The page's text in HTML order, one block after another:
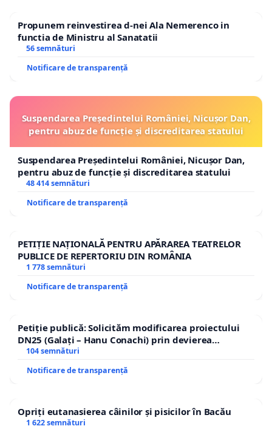
Propunem reinvestirea d-nei Ala Nemerenco in
functia de Ministru al Sanatatii
56 semnături
Notificare de transparență
Suspendarea Președintelui României, Nicușor Dan,
pentru abuz de funcție și discreditarea statului
Suspendarea Președintelui României, Nicușor Dan,
pentru abuz de funcție și discreditarea statului
48 414 semnături
Notificare de transparență
PETIȚIE NAȚIONALĂ PENTRU APĂRAREA TEATRELOR
PUBLICE DE REPERTORIU DIN ROMÂNIA
1 778 semnături
Notificare de transparență
Petiție publică: Solicităm modificarea proiectului
DN25 (Galați – Hanu Conachi) prin devierea
traseului în afara localităților!
104 semnături
Notificare de transparență
Opriți eutanasierea câinilor și pisicilor în Bacău
1 622 semnături